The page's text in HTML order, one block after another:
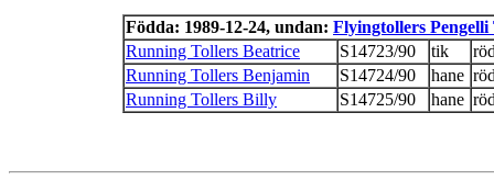
Födda: 1989-12-24, undan: Flyingtollers Pengelli
Running Tollers Beatrice
S14723/90 tik
Running Tollers Benjamin
S14724/90 hane
Running Tollers Billy
S14725/90 hane